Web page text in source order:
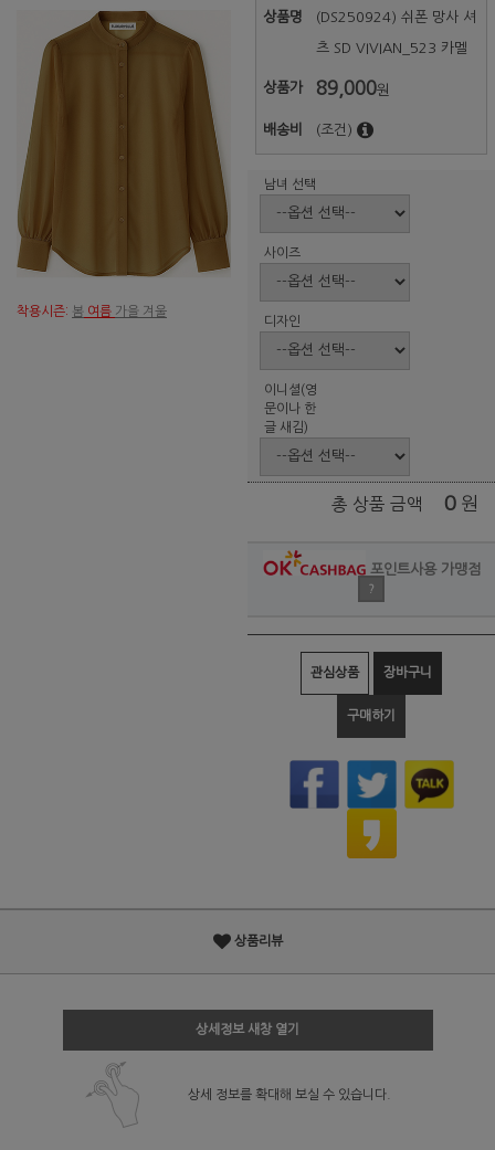
착용시즌: 봄 여름 가을 겨울
상품명 (DS250924) 쉬폰 망사 셔
츠 SD VIVIAN_523 카멜
상품가 89,000원
배송비 (조건)
남녀 선택
사이즈
디자인
이니셜(영
문이나 한
글 새김)
총 상품 금액 0 원
포인트사용 가맹점
?
관심상품 장바구니
구매하기
상품리뷰
상세정보 새창 열기
상세 정보를 확대해 보실 수 있습니다.